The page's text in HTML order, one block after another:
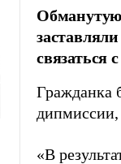
связаться
Гражданка
дипмиссии,
«В